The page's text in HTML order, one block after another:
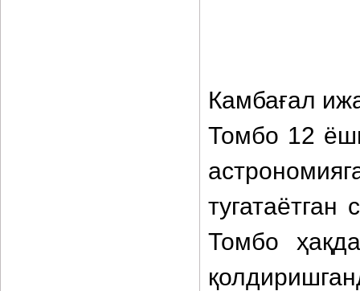
Камбағал
Томбо 12
Томбо